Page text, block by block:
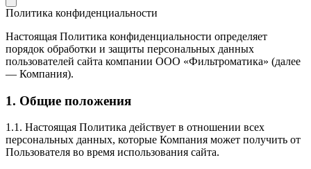
Политика конфиденциальности
Настоящая Политика конфиденциальности определяет
порядок обработки и защиты персональных данных
пользователей сайта компании ООО «Фильтроматика» (далее
— Компания).
1. Общие положения
1.1. Настоящая Политика действует в отношении всех
персональных данных, которые Компания может получить от
Пользователя во время использования сайта.